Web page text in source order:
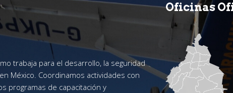
trabaja para el desarrollo, la seguridad
México. Coordinamos actividades con
programas de capacitación y
Oficinas